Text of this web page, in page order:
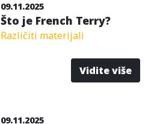
09.11.2025
Što je French Terry?
Različiti materijali
Vidite više
09.11.2025